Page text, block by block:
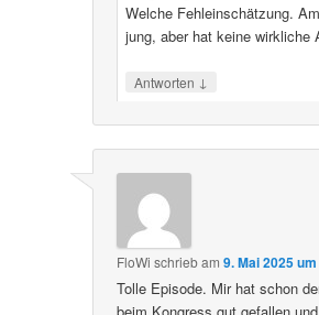
Welche Fehleinschätzung.
jung, aber hat keine wirkliche
Antworten ↓
FloWi schriebam9. Mai 2025
Tolle Episode. Mir hat schon